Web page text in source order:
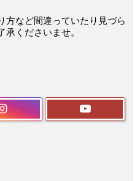
方など間違っていたり見づら
くださいませ。